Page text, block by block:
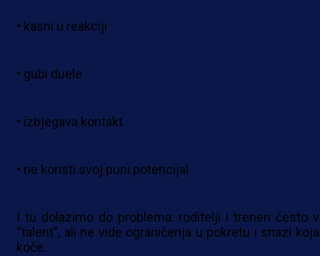
• kasni u reakciji
• gubi duele
• izbjegava kontakt
• ne koristi svoj puni potencijal
I tu dolazimo do problema: roditelji i treneri često
“talent”, ali ne vide ograničenja u pokretu i snazi
koče.